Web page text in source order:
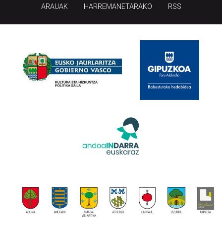
ARAUAK HARREMANETARAKO RSS